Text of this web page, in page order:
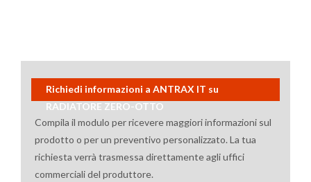
Richiedi informazioni a ANTRAX IT su
RADIATORE ZERO-OTTO
Compila il modulo per ricevere maggiori informazioni sul
prodotto o per un preventivo personalizzato. La tua
richiesta verrà trasmessa direttamente agli uffici
commerciali del produttore.